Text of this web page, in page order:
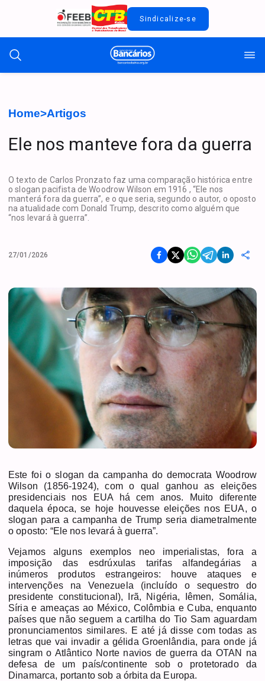
Sindicalize-se
Home>Artigos
Ele nos manteve fora da guerra
O texto de Carlos Pronzato faz uma comparação histórica entre
o slogan pacifista de Woodrow Wilson em 1916 , “Ele nos
manterá fora da guerra”, e o que seria, segundo o autor, o oposto
na atualidade com Donald Trump, descrito como alguém que
“nos levará à guerra”.
27/01/2026
Este foi o slogan da campanha do democrata Woodrow
Wilson (1856-1924), com o qual ganhou as eleições
presidenciais nos EUA há cem anos. Muito diferente
daquela época, se hoje houvesse eleições nos EUA, o
slogan para a campanha de Trump seria diametralmente
o oposto: “Ele nos levará à guerra”.
Vejamos alguns exemplos neo imperialistas, fora a
imposição das esdrúxulas tarifas alfandegárias a
inúmeros produtos estrangeiros: houve ataques e
intervenções na Venezuela (incluído o sequestro do
presidente constitucional), Irã, Nigéria, Iêmen, Somália,
Síria e ameaças ao México, Colômbia e Cuba, enquanto
países que não seguem a cartilha do Tio Sam aguardam
pronunciamentos similares. E até já disse com todas as
letras que vai invadir a gélida Groenlândia, para onde já
singram o Atlântico Norte navios de guerra da OTAN na
defesa de um país/continente sob o protetorado da
Dinamarca, portanto sob a órbita da Europa.